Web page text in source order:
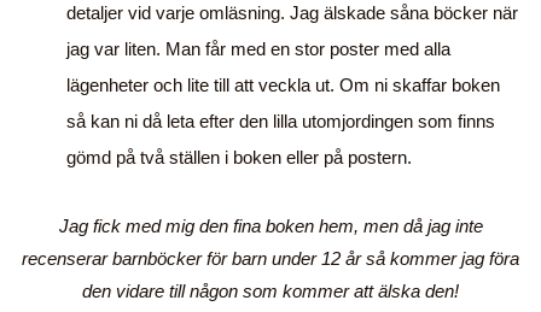
detaljer vid varje omläsning. Jag älskade såna böcker när
jag var liten. Man får med en stor poster med alla
lägenheter och lite till att veckla ut. Om ni skaffar boken
så kan ni då leta efter den lilla utomjordingen som finns
gömd på två ställen i boken eller på postern.
Jag fick med mig den fina boken hem, men då jag inte
recenserar barnböcker för barn under 12 år så kommer jag föra
den vidare till någon som kommer att älska den!